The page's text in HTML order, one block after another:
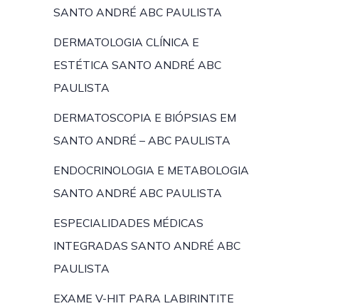
SANTO ANDRÉ ABC PAULISTA
DERMATOLOGIA CLÍNICA E
ESTÉTICA SANTO ANDRÉ ABC
PAULISTA
DERMATOSCOPIA E BIÓPSIAS EM
SANTO ANDRÉ – ABC PAULISTA
ENDOCRINOLOGIA E METABOLOGIA
SANTO ANDRÉ ABC PAULISTA
ESPECIALIDADES MÉDICAS
INTEGRADAS SANTO ANDRÉ ABC
PAULISTA
EXAME V-HIT PARA LABIRINTITE